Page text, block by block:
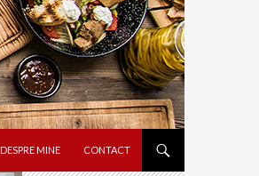
DESPRE MINE CONTACT